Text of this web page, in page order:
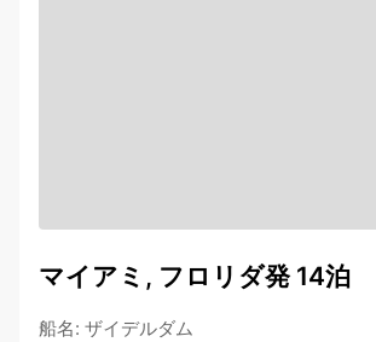
マイアミ, フロリダ発 14泊
船名: ザイデルダム